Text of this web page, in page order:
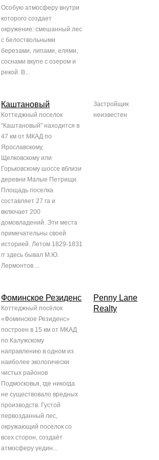
Особую атмосферу внутри
которого создает
окружение: смешанный лес
с белоствольными
березами, липами, елями,
соснами вкупе с озером и
рекой. В...
Каштановый
Коттеджный поселок
“Каштановый” находится в
47 км от МКАД по
Ярославскому,
Щелковскому или
Горьковскому шоссе вблизи
деревни Малые Петрищи.
Площадь поселка
составляет 27 га и
включает 200
домовладений. Эти места
примечательны своей
историей. Летом 1829-1831
гг здесь бывал М.Ю.
Лермонтов ...
Застройщик
неизвестен
Фоминское Резиденс
Коттеджный посёлок
«Фоминское Резиденс»
построен в 15 км от МКАД
по Калужскому
направлению в одном из
наиболее экологически
чистых районов
Подмосковья, где никогда
не существовало вредных
производств. Густой
первозданный лес,
окружающий поселок со
всех сторон, создаёт
атмосферу уедин...
Penny Lane
Realty